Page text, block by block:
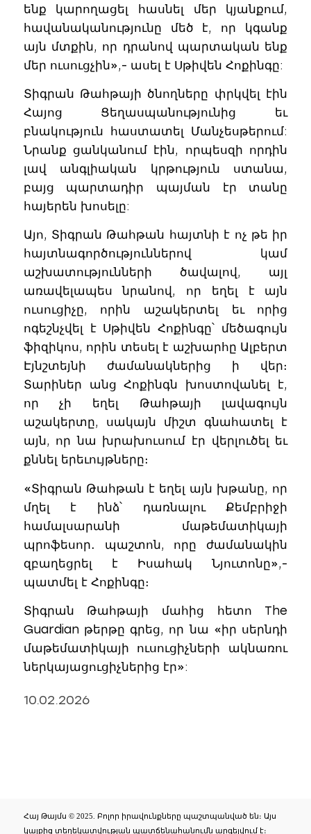
ենք կարողացել հասնել մեր կյանքում,
հավանականությունը մեծ է, որ կգանք
այն մտքին, որ դրանով պարտական ենք
մեր ուսուցչին»,- ասել է Սթիվեն Հոքինգը:
Տիգրան Թահթայի ծնողները փրկվել էին
Հայոց Ցեղասպանությունից եւ
բնակություն հաստատել Մանչեսթերում:
Նրանք ցանկանում էին, որպեսզի որդին
լավ անգլիական կրթություն ստանա,
բայց պարտադիր պայման էր տանը
հայերեն խոսելը:
Այո, Տիգրան Թահթան հայտնի է ոչ թե իր
հայտնագործություններով կամ
աշխատությունների ծավալով, այլ
առավելապես նրանով, որ եղել է այն
ուսուցիչը, որին աշակերտել եւ որից
ոգեշնչվել է Սթիվեն Հոքինգը՝ մեծագույն
ֆիզիկոս, որին տեսել է աշխարհը Ալբերտ
Էյնշտեյնի ժամանակներից ի վեր։
Տարիներ անց Հոքինգն խոստովանել է,
որ չի եղել Թահթայի լավագույն
աշակերտը, սակայն միշտ գնահատել է
այն, որ նա խրախուսում էր վերլուծել եւ
քննել երեւույթները։
«Տիգրան Թահթան է եղել այն խթանը, որ
մղել է ինձ՝ դառնալու Քեմբրիջի
համալսարանի մաթեմատիկայի
պրոֆեսոր․ պաշտոն, որը ժամանակին
զբաղեցրել է Իսահակ Նյուտոնը»,-
պատմել է Հոքինգը։
Տիգրան Թահթայի մահից հետո The
Guardian թերթը գրեց, որ նա «իր սերնդի
մաթեմատիկայի ուսուցիչների ակնառու
ներկայացուցիչներից էր»:
10.02.2026
Հայ Թայմս © 2025. Բոլոր իրավունքները պաշտպանված են։ Այս
կայքից տեղեկատվության պատճենահանումն արգելվում է։